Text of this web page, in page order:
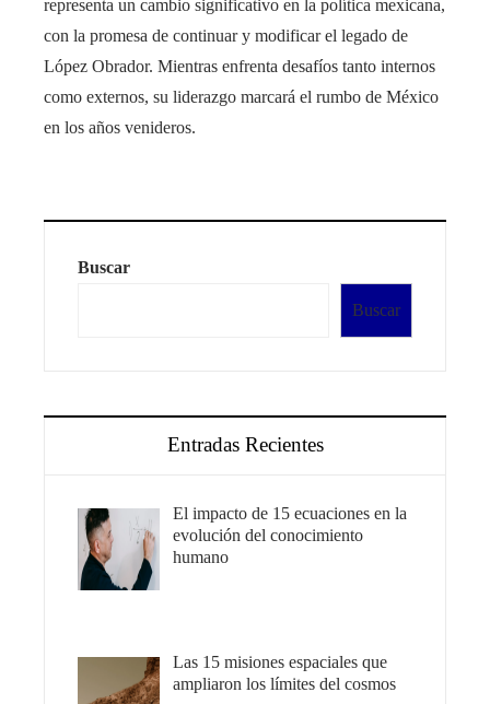
representa un cambio significativo en la política mexicana,
con la promesa de continuar y modificar el legado de
López Obrador. Mientras enfrenta desafíos tanto internos
como externos, su liderazgo marcará el rumbo de México
en los años venideros.
Buscar
Buscar
Entradas Recientes
El impacto de 15 ecuaciones en la
evolución del conocimiento
humano
Las 15 misiones espaciales que
ampliaron los límites del cosmos